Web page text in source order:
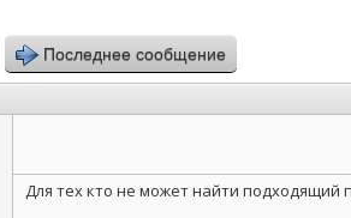
Последнее сообщение
Для тех кто не может найти